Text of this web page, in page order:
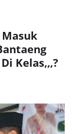
Kelas,,,?